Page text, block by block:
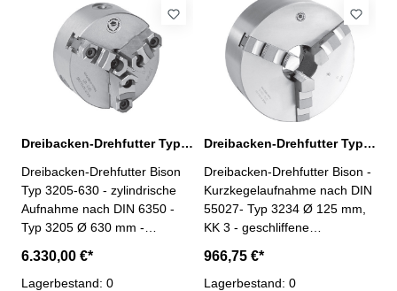
Befestigungsschrauben
Befestigungsschrauben
Dreibacken-Drehfutter Typ 3205-630
Dreibacken-Drehfutter Bison
Typ 3205-630 - zylindrische
Aufnahme nach DIN 6350 -
Typ 3205 Ø 630 mm -
relevanten Baugruppen -
Futterkörper aus Guss -
6.330,00 €*
Lagerbestand: 0
Dreibacken-Drehfutter Typ 3234-125-3
Dreibacken-Drehfutter Bison -
Kurzkegelaufnahme nach DIN
55027- Typ 3234 Ø 125 mm,
KK 3 - geschliffene
Baugruppen - Futterkörper
aus Guss - einteilige Backen-
966,75 €*
Lagerbestand: 0